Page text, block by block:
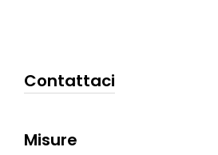
Contattaci
Misure